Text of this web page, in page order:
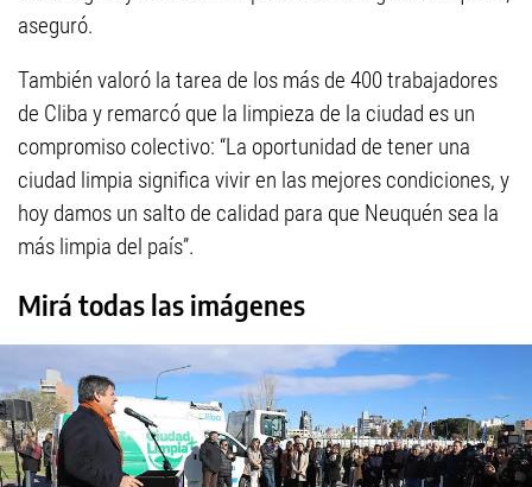
aseguró.
También valoró la tarea de los más de 400 trabajadores
de Cliba y remarcó que la limpieza de la ciudad es un
compromiso colectivo: “La oportunidad de tener una
ciudad limpia significa vivir en las mejores condiciones, y
hoy damos un salto de calidad para que Neuquén sea la
más limpia del país”.
Mirá todas las imágenes